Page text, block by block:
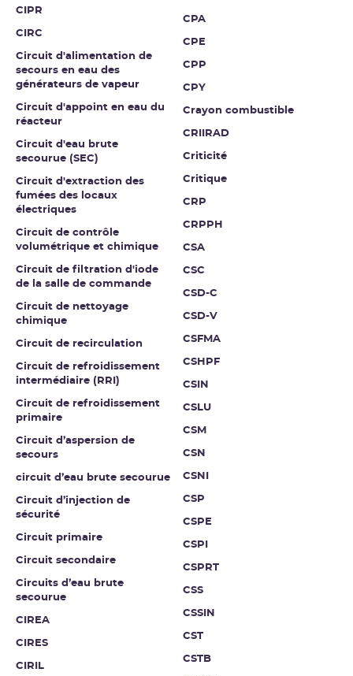
CIPR
CIRC
Circuit d'alimentation de
secours en eau des
générateurs de vapeur
Circuit d'appoint en eau du
réacteur
Circuit d'eau brute
secourue (SEC)
Circuit d'extraction des
fumées des locaux
électriques
Circuit de contrôle
volumétrique et chimique
Circuit de filtration d'iode
de la salle de commande
Circuit de nettoyage
chimique
Circuit de recirculation
Circuit de refroidissement
intermédiaire (RRI)
Circuit de refroidissement
primaire
Circuit d’aspersion de
secours
circuit d’eau brute secourue
Circuit d’injection de
sécurité
Circuit primaire
Circuit secondaire
Circuits d’eau brute
secourue
CIREA
CIRES
CIRIL
CPA
CPE
CPP
CPY
Crayon combustible
CRIIRAD
Criticité
Critique
CRP
CRPPH
CSA
CSC
CSD-C
CSD-V
CSFMA
CSHPF
CSIN
CSLU
CSM
CSN
CSNI
CSP
CSPE
CSPI
CSPRT
CSS
CSSIN
CST
CSTB